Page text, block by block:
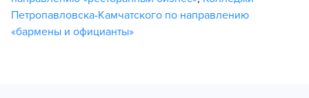
Петропавловска-Камчатского по направлению
«бармены и официанты»